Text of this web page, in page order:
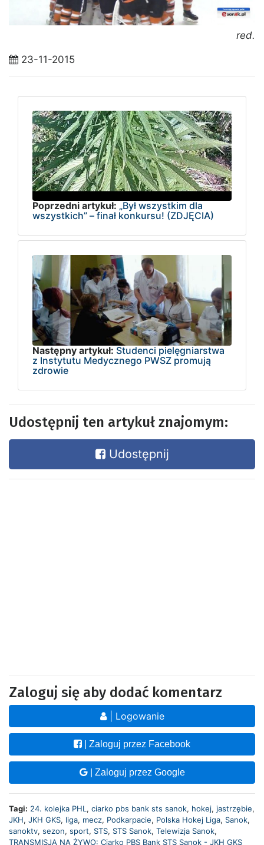
red.
23-11-2015
Poprzedni artykuł: „Był wszystkim dla
wszystkich” – finał konkursu! (ZDJĘCIA)
Następny artykuł: Studenci pielęgniarstwa
z Instytutu Medycznego PWSZ promują
zdrowie
Udostępnij ten artykuł znajomym:
Udostępnij
Zaloguj się aby dodać komentarz
| Logowanie
| Zaloguj przez Facebook
| Zaloguj przez Google
Tagi: 24. kolejka PHL , ciarko pbs bank sts sanok, hokej, jastrzębie,
JKH, JKH GKS, liga, mecz, Podkarpacie, Polska Hokej Liga, Sanok,
sanoktv, sezon, sport, STS, STS Sanok, Telewizja Sanok,
TRANSMISJA NA ŻYWO: Ciarko PBS Bank STS Sanok - JKH GKS